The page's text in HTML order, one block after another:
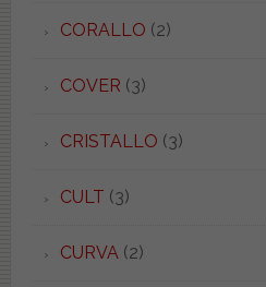
CORALLO (2)
COVER (3)
CRISTALLO (3)
CULT (3)
CURVA (2)